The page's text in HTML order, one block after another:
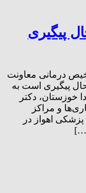
پیگیری
درمانی معاونت
پیگیری است به
خوزستان، دکتر
و مراکز
اهواز در